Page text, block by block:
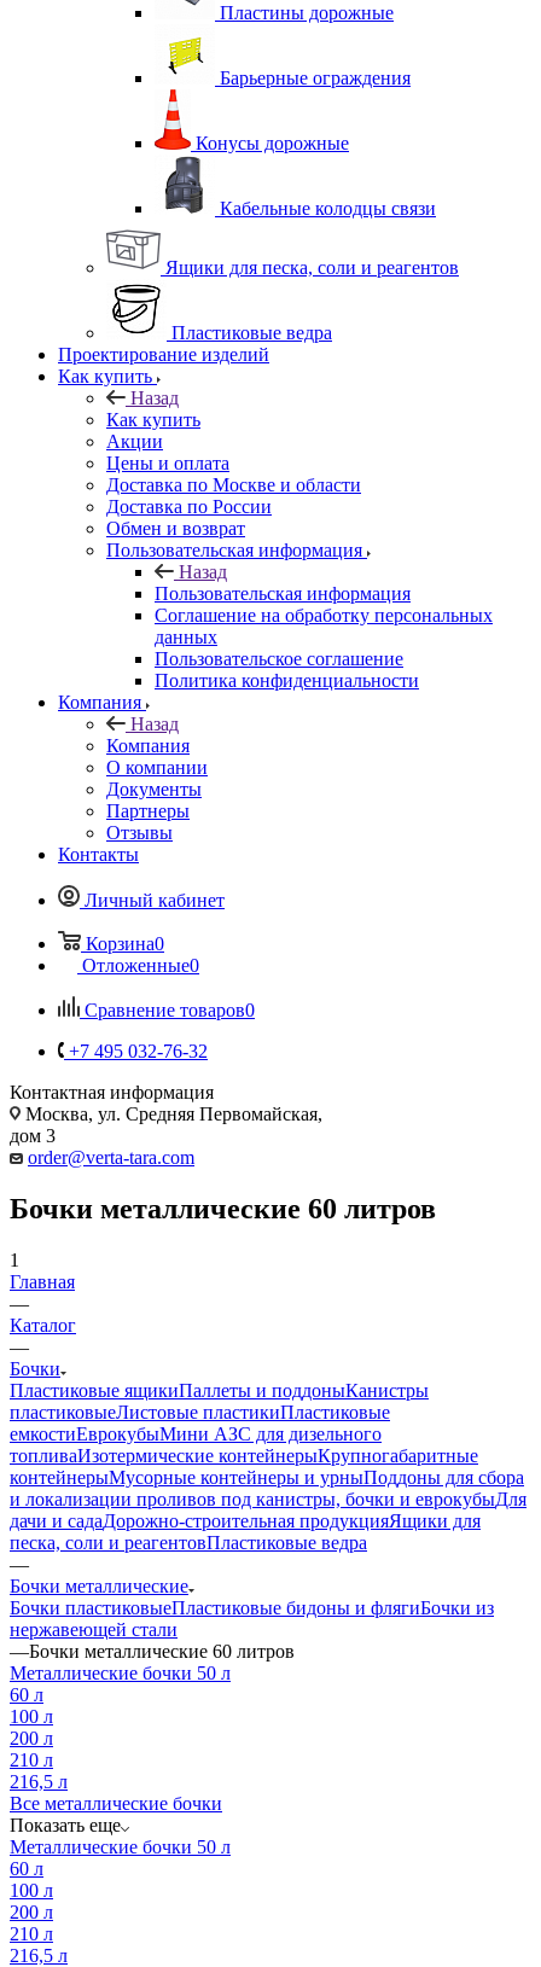
Пластины дорожные
Барьерные ограждения
Конусы дорожные
Кабельные колодцы связи
Ящики для песка, соли и реагентов
Пластиковые ведра
Проектирование изделий
Как купить
Назад
Как купить
Акции
Цены и оплата
Доставка по Москве и области
Доставка по России
Обмен и возврат
Пользовательская информация
Назад
Пользовательская информация
Соглашение на обработку персональных
данных
Пользовательское соглашение
Политика конфиденциальности
Компания
Назад
Компания
О компании
Документы
Партнеры
Отзывы
Контакты
Личный кабинет
Корзина0
Отложенные0
Сравнение товаров0
+7 495 032-76-32
Контактная информация
Москва, ул. Средняя Первомайская,
дом 3
order@verta-tara.com
Бочки металлические 60 литров
1
Главная
—
Каталог
—
Бочки
Пластиковые ящикиПаллеты и поддоныКанистры
пластиковыеЛистовые пластикиПластиковые
емкостиЕврокубыМини АЗС для дизельного
топливаИзотермические контейнерыКрупногабаритные
контейнерыМусорные контейнеры и урныПоддоны для сбора
и локализации проливов под канистры, бочки и еврокубыДля
дачи и садаДорожно-строительная продукцияЯщики для
песка, соли и реагентовПластиковые ведра
—
Бочки металлические
Бочки пластиковыеПластиковые бидоны и флягиБочки из
нержавеющей стали
—Бочки металлические 60 литров
Металлические бочки 50 л
60 л
100 л
200 л
210 л
216,5 л
Все металлические бочки
Показать еще
Металлические бочки 50 л
60 л
100 л
200 л
210 л
216,5 л